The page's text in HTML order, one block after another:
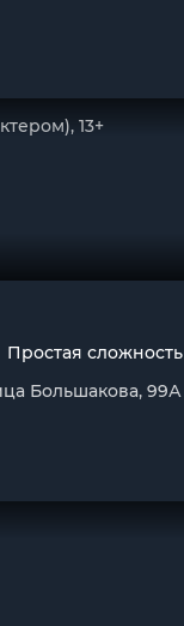
13+
Простая сложность
Большакова, 99А